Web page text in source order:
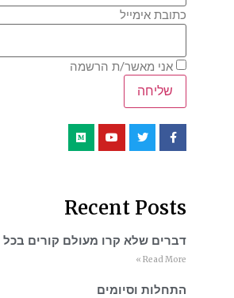
כתובת אימייל
אני מאשר/ת הרשמה
Recent Posts
דברים שלא קרו מעולם קורים בכל
Read More »
התחלות וסיומים